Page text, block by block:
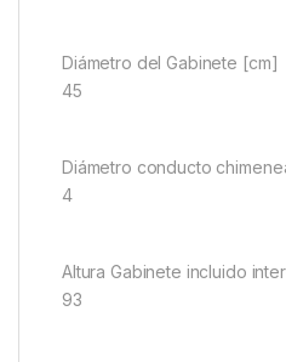
Diámetro del Gabinete [cm]
45
Diámetro conducto
4
Altura Gabinete incluido
93